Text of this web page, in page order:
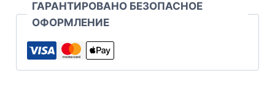
ГАРАНТИРОВАНО БЕЗОПАСНОЕ
ОФОРМЛЕНИЕ